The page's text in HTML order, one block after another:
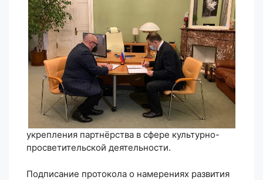
укрепления партнёрства в сфере культурно-
просветительской деятельности.
Подписание протокола о намерениях развития